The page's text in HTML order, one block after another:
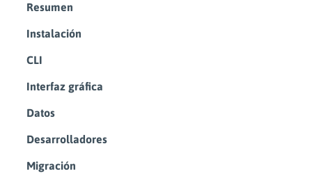
Resumen
Instalación
CLI
Interfaz gráfica
Datos
Desarrolladores
Migración